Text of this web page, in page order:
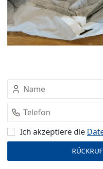
Ich akzeptiere die